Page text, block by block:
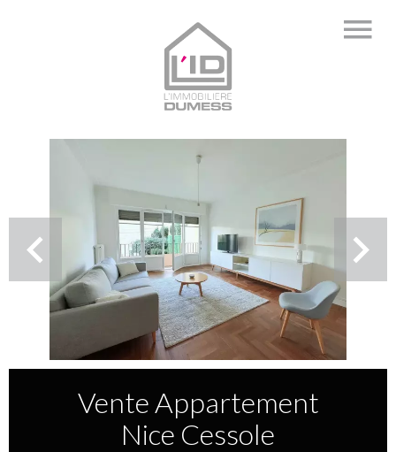
Vente Appartement
Nice Cessole